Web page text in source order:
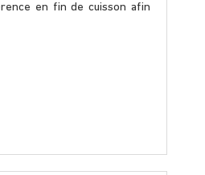
en fin de cuisson afin